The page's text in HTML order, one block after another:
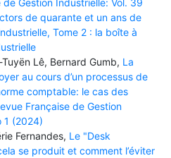
de quarante et un ans de
Tome 2 : la boîte à
Lê, Bernard Gumb, La
au cours d’un processus de
comptable: le cas des
Française de Gestion
1 (2024)
Fernandes, Le "Desk
se produit et comment l’éviter